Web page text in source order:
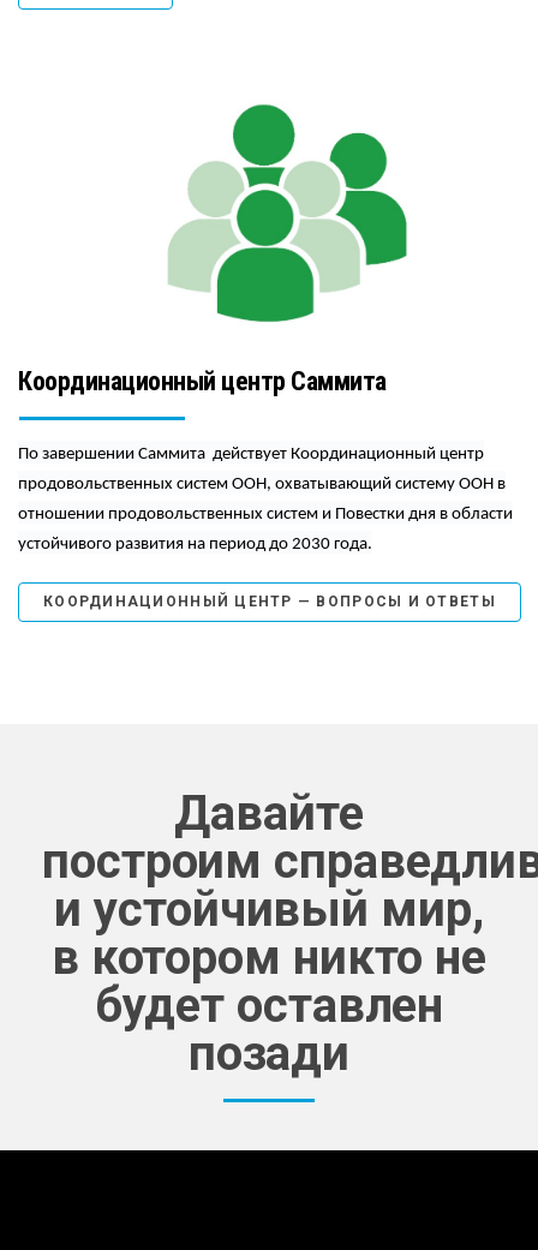
Координационный центр Саммита
По завершении Саммита действует Координационный центр
продовольственных систем ООН, охватывающий систему ООН в
отношении продовольственных систем и Повестки дня в области
устойчивого развития на период до 2030 года.
КООРДИНАЦИОННЫЙ ЦЕНТР — ВОПРОСЫ И ОТВЕТЫ
Давайте
построим
и устойчивый мир,
в котором никто не
будет оставлен
позади